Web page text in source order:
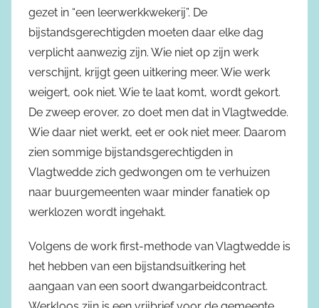
gezet in “een leerwerkkwekerij”. De
bijstandsgerechtigden moeten daar elke dag
verplicht aanwezig zijn. Wie niet op zijn werk
verschijnt, krijgt geen uitkering meer. Wie werk
weigert, ook niet. Wie te laat komt, wordt gekort.
De zweep erover, zo doet men dat in Vlagtwedde.
Wie daar niet werkt, eet er ook niet meer. Daarom
zien sommige bijstandsgerechtigden in
Vlagtwedde zich gedwongen om te verhuizen
naar buurgemeenten waar minder fanatiek op
werklozen wordt ingehakt.
Volgens de work first-methode van Vlagtwedde is
het hebben van een bijstandsuitkering het
aangaan van een soort dwangarbeidcontract.